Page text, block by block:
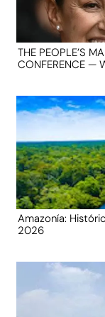
THE PEOPLE’S
CONFERENCE —
Amazonía:
2026